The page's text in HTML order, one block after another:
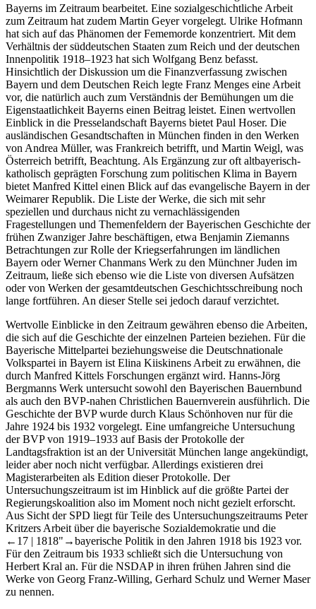
Bayerns im Zeitraum bearbeitet. Eine sozialgeschichtliche Arbeit
zum Zeitraum hat zudem Martin Geyer vorgelegt. Ulrike Hofmann
hat sich auf das Phänomen der Fememorde konzentriert. Mit dem
Verhältnis der süddeutschen Staaten zum Reich und der deutschen
Innenpolitik 1918–1923 hat sich Wolfgang Benz befasst.
Hinsichtlich der Diskussion um die Finanzverfassung zwischen
Bayern und dem Deutschen Reich legte Franz Menges eine Arbeit
vor, die natürlich auch zum Verständnis der Bemühungen um die
Eigenstaatlichkeit Bayerns einen Beitrag leistet. Einen wertvollen
Einblick in die Presselandschaft Bayerns bietet Paul Hoser. Die
ausländischen Gesandtschaften in München finden in den Werken
von Andrea Müller, was Frankreich betrifft, und Martin Weigl, was
Österreich betrifft, Beachtung. Als Ergänzung zur oft altbayerisch-
katholisch geprägten Forschung zum politischen Klima in Bayern
bietet Manfred Kittel einen Blick auf das evangelische Bayern in der
Weimarer Republik. Die Liste der Werke, die sich mit sehr
speziellen und durchaus nicht zu vernachlässigenden
Fragestellungen und Themenfeldern der Bayerischen Geschichte der
frühen Zwanziger Jahre beschäftigen, etwa Benjamin Ziemanns
Betrachtungen zur Rolle der Kriegserfahrungen im ländlichen
Bayern oder Werner Chanmans Werk zu den Münchner Juden im
Zeitraum, ließe sich ebenso wie die Liste von diversen Aufsätzen
oder von Werken der gesamtdeutschen Geschichtsschreibung noch
lange fortführen. An dieser Stelle sei jedoch darauf verzichtet.
Wertvolle Einblicke in den Zeitraum gewähren ebenso die Arbeiten,
die sich auf die Geschichte der einzelnen Parteien beziehen. Für die
Bayerische Mittelpartei beziehungsweise die Deutschnationale
Volkspartei in Bayern ist Elina Kiiskinens Arbeit zu erwähnen, die
durch Manfred Kittels Forschungen ergänzt wird. Hanns-Jörg
Bergmanns Werk untersucht sowohl den Bayerischen Bauernbund
als auch den BVP-nahen Christlichen Bauernverein ausführlich. Die
Geschichte der BVP wurde durch Klaus Schönhoven nur für die
Jahre 1924 bis 1932 vorgelegt. Eine umfangreiche Untersuchung
der BVP von 1919–1933 auf Basis der Protokolle der
Landtagsfraktion ist an der Universität München lange angekündigt,
leider aber noch nicht verfügbar. Allerdings existieren drei
Magisterarbeiten als Edition dieser Protokolle. Der
Untersuchungszeitraum ist im Hinblick auf die größte Partei der
Regierungskoalition also im Moment noch nicht gezielt erforscht.
Aus Sicht der SPD liegt für Teile des Untersuchungszeitraums Peter
Kritzers Arbeit über die bayerische Sozialdemokratie und die
←17 | 1818"→bayerische Politik in den Jahren 1918 bis 1923 vor.
Für den Zeitraum bis 1933 schließt sich die Untersuchung von
Herbert Kral an. Für die NSDAP in ihren frühen Jahren sind die
Werke von Georg Franz-Willing, Gerhard Schulz und Werner Maser
zu nennen.